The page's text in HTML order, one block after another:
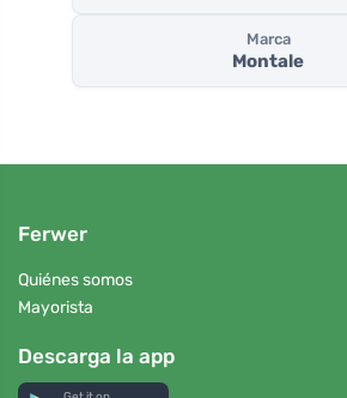
Marca
Montale
Ferwer
Quiénes somos
Mayorista
Descarga la app